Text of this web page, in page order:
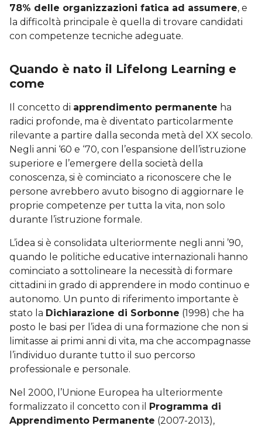
78% delle organizzazioni fatica ad assumere, e
la difficoltà principale è quella di trovare candidati
con competenze tecniche adeguate.
Quando è nato il Lifelong Learning e
come
Il concetto di apprendimento permanente ha
radici profonde, ma è diventato particolarmente
rilevante a partire dalla seconda metà del XX secolo.
Negli anni ‘60 e ‘70, con l’espansione dell’istruzione
superiore e l’emergere della società della
conoscenza, si è cominciato a riconoscere che le
persone avrebbero avuto bisogno di aggiornare le
proprie competenze per tutta la vita, non solo
durante l’istruzione formale.
L’idea si è consolidata ulteriormente negli anni ’90,
quando le politiche educative internazionali hanno
cominciato a sottolineare la necessità di formare
cittadini in grado di apprendere in modo continuo e
autonomo. Un punto di riferimento importante è
stato la Dichiarazione di Sorbonne (1998) che ha
posto le basi per l’idea di una formazione che non si
limitasse ai primi anni di vita, ma che accompagnasse
l’individuo durante tutto il suo percorso
professionale e personale.
Nel 2000, l’Unione Europea ha ulteriormente
formalizzato il concetto con il Programma di
Apprendimento Permanente (2007-2013),